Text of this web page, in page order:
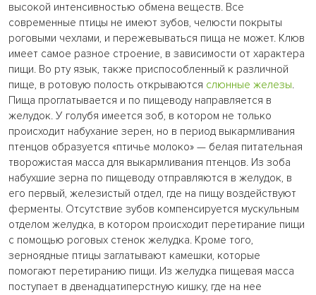
высокой интенсивностью обмена веществ. Все
современные птицы не имеют зубов, челюсти покрыты
роговыми чехлами, и пережевываться пища не может. Клюв
имеет самое разное строение, в зависимости от характера
пищи. Во рту язык, также приспособленный к различной
пище, в ротовую полость открываются слюнные железы.
Пища проглатывается и по пищеводу направляется в
желудок. У голубя имеется зоб, в котором не только
происходит набухание зерен, но в период выкармливания
птенцов образуется «птичье молоко» — белая питательная
творожистая масса для выкармливания птенцов. Из зоба
набухшие зерна по пищеводу отправляются в желудок, в
его первый, железистый отдел, где на пищу воздействуют
ферменты. Отсутствие зубов компенсируется мускульным
отделом желудка, в котором происходит перетирание пищи
с помощью роговых стенок желудка. Кроме того,
зерноядные птицы заглатывают камешки, которые
помогают перетиранию пищи. Из желудка пищевая масса
поступает в двенадцатиперстную кишку, где на нее